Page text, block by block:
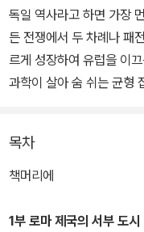
독일 역사라고 하면 가장
든 전쟁에서 두 차례나 패
르게 성장하여 유럽을 이
과학이 살아 숨 쉬는 균형
교양서다.
든다. 독일의 역사는 인물
목차
책머리에
1부 로마 제국의 서부 도시